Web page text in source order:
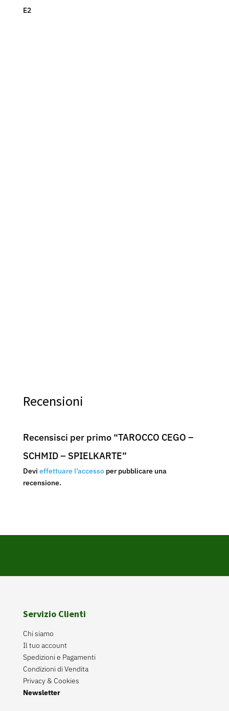
E2
Recensioni
Recensisci per primo “TAROCCO CEGO –
SCHMID – SPIELKARTE”
Devi effettuare l’accessoper pubblicare una
recensione.
Servizio Clienti
Chi siamo
Il tuo account
Spedizioni e Pagamenti
Condizioni di Vendita
Privacy & Cookies
Newsletter